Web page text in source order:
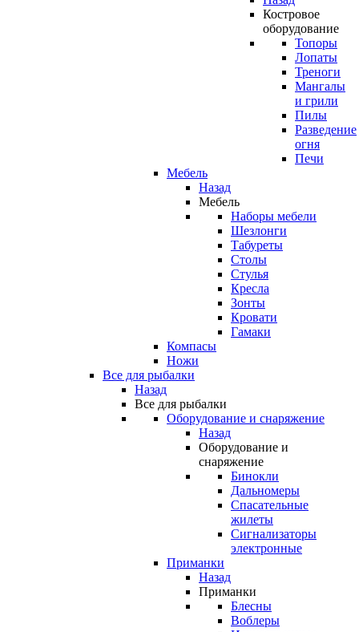
Костровое
оборудование
Топоры
Лопаты
Треноги
Мангалы
и грили
Пилы
Разведение
огня
Печи
Мебель
Назад
Мебель
Наборы мебели
Шезлонги
Табуреты
Столы
Стулья
Кресла
Зонты
Кровати
Гамаки
Компасы
Ножи
Все для рыбалки
Назад
Все для рыбалки
Оборудование и снаряжение
Назад
Оборудование и
снаряжение
Бинокли
Дальномеры
Спасательные
жилеты
Сигнализаторы
электронные
Приманки
Назад
Приманки
Блесны
Воблеры